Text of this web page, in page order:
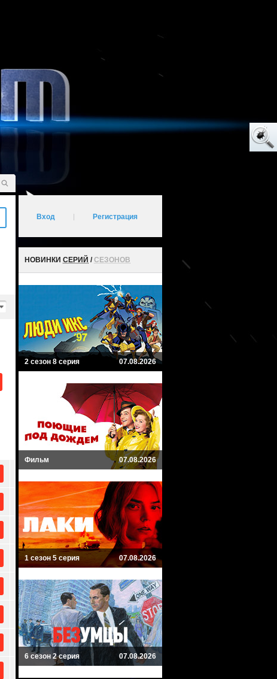
Вход Регистрация
НОВИНКИ СЕРИЙ /СЕЗОНОВ
2 сезон 8 серия 07.08.2026
Фильм 07.08.2026
1 сезон 5 серия 07.08.2026
6 сезон 2 серия 07.08.2026